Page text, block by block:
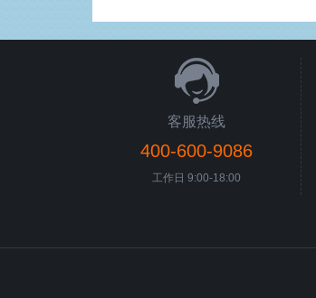
客服热线
400-600-9086
工作日 9:00-18:00